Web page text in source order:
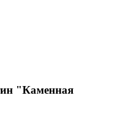
"Каменная